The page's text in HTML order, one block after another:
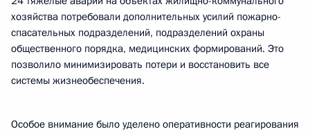
хозяйства потребовали дополнительных усилий пожарно-
спасательных подразделений, подразделений охраны
общественного порядка, медицинских формирований. Это
позволило минимизировать потери и восстановить все
системы жизнеобеспечения.
Особое внимание было уделено оперативности реагирования